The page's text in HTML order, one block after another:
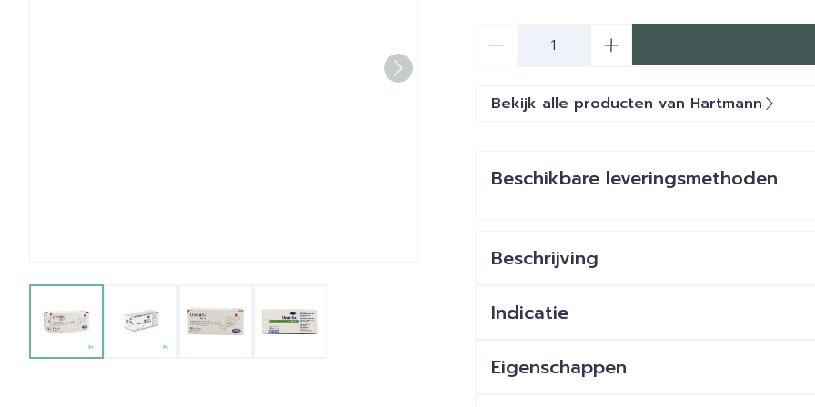
Bekijk alle producten van Hartmann
Beschikbare leveringsmethoden
Beschrijving
Indicatie
Eigenschappen